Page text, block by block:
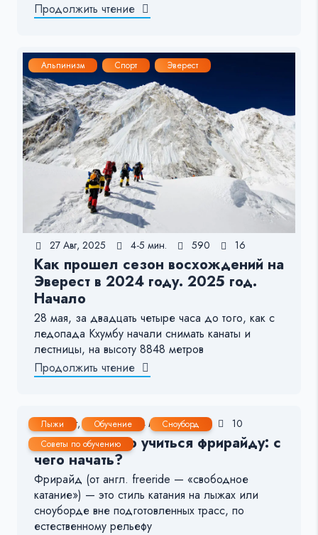
Продолжить чтение
Альпинизм Спорт Эверест
27 Авг, 2025 4-5 мин. 590 16
Как прошел сезон восхождений на
Эверест в 2024 году. 2025 год.
Начало
28 мая, за двадцать четыре часа до того, как с
ледопада Кхумбу начали снимать канаты и
лестницы, на высоту 8848 метров
Продолжить чтение
Лыжи Обучение
Сноуборд
Советы по обучению
22 Авг, 2025 3-4 мин. 161 10
Как правильно учиться фрирайду: с
чего начать?
Фрирайд (от англ. freeride — «свободное
катание») — это стиль катания на лыжах или
сноуборде вне подготовленных трасс, по
естественному рельефу